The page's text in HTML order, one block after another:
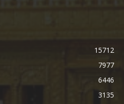
15712
7977
6446
3135